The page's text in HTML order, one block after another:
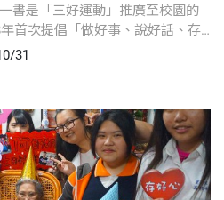
書是「三好運動」推廣至校園的
首次提倡「做好事、說好話、存
安定人心，找回社會良知。推行
為推廣社會教育文化之用。
31